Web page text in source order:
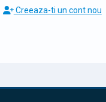
Creeaza-ti un cont nou